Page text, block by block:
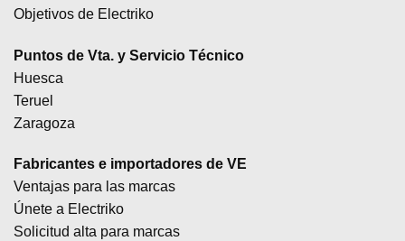
Objetivos de Electriko
Puntos de Vta. y Servicio Técnico
Huesca
Teruel
Zaragoza
Fabricantes e importadores de VE
Ventajas para las marcas
Únete a Electriko
Solicitud alta para marcas